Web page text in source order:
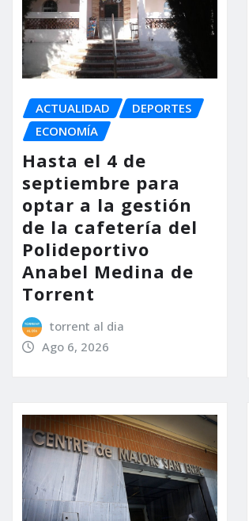
ACTUALIDAD
DEPORTES
ECONOMÍA
Hasta el 4 de
septiembre para
optar a la gestión
de la cafetería del
Polideportivo
Anabel Medina de
Torrent
torrent al dia
Ago 6, 2026